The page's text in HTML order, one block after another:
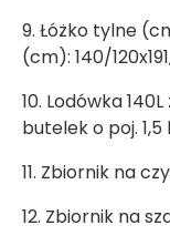
9. Łóżko tylne
(cm): 140/
10. Lodówka
butelek o poj. 1,5
11. Zbiornik na
12. Zbiornik na